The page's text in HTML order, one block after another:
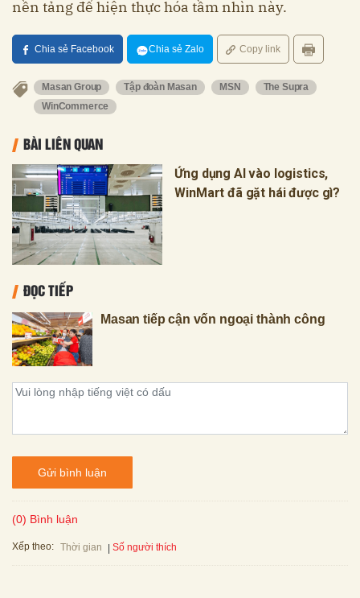
nền tảng để hiện thực hóa tầm nhìn này.
Chia sẻ Facebook Chia sẻ Zalo Copy link
Masan Group Tập đoàn Masan MSN
The Supra
WinCommerce
BÀI LIÊN QUAN
Ứng dụng AI vào logistics,
WinMart đã gặt hái được gì?
ĐỌC TIẾP
Masan tiếp cận vốn ngoại thành công
Gửi bình luận
(0) Bình luận
Xếp theo: Thời gian Số người thích